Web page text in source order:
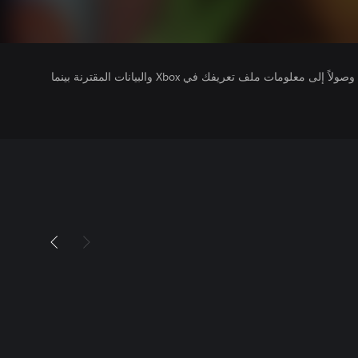
يتلقى ناشرو الألعاب التي تقوم بتشغيلها وصولاً إلى معلومات ملف تعريفك في Xbox والبيانات المقترنة بينما